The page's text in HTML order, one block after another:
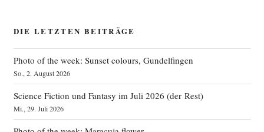
DIE LETZTEN BEITRÄGE
Photo of the week: Sunset colours, Gundelfingen
So., 2. August 2026
Science Fiction und Fantasy im Juli 2026 (der Rest)
Mi., 29. Juli 2026